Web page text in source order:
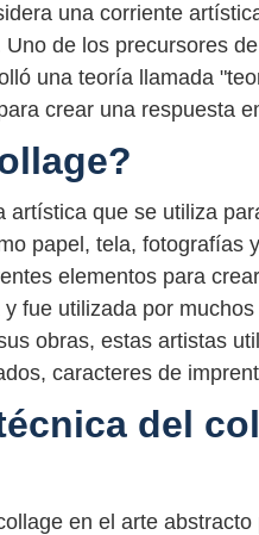
una corriente
de los precursores
una teoría llamada
crear una respuesta
artística que se utiliza
papel, tela, fotografías
elementos para
fue utilizada por
obras, estas artistas
caracteres de
del
en el arte